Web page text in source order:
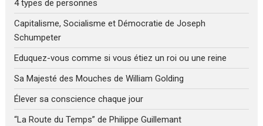
4 types de personnes
Capitalisme, Socialisme et Démocratie de Joseph
Schumpeter
Eduquez-vous comme si vous étiez un roi ou une reine
Sa Majesté des Mouches de William Golding
Élever sa conscience chaque jour
“La Route du Temps” de Philippe Guillemant